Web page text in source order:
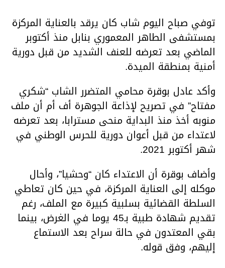
توفي صباح اليوم شاب كان يرقد بالعناية المركزة
بمستشفى الطاهر المعموري بنابل منذ أكتوبر
الماضي بعد تعرضه للعنف الشديد من قبل دورية
أمنية بمنطقة الميدة.
وأكد عادل بوقرة محامي المتضرر الشاب “شكري
مفتاح” في تصريح لإذاعة الجوهرة أف أم أن ملف
منوبه أخذ منذ البداية منحى مسترابا، بعد تعرضه
لاعتداء من قبل أعوان دورية للحرس الوطني في
شهر أكتوبر 2021.
وأضاف بوقرة أن الاعتداء كان “وحشيا”، وأحال
موكله إلى العناية المركزة، في حين كان تعاطي
السلطة القضائية بسلبية كبيرة مع الملف، رغم
تقديم شهادة طبية بـ45 يوما في الغرض، بينما
بقي المعتدون في حالة سراح بعد الاستماع
إليهم، وفق قوله.